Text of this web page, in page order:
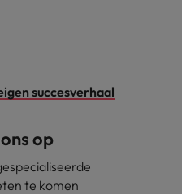
succesverhaal
op
te komen